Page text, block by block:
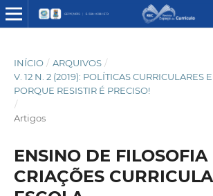
INÍCIO / ARQUIVOS /
V. 12 N. 2 (2019): POLÍTICAS CURRICULARES
PORQUE RESISTIR É PRECISO!
/
Artigos
ENSINO DE FILOSOFIA
CRIAÇÕES